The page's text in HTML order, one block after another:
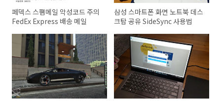
페덱스 스팸메일 악성코드 주의
FedEx Express 배송 메일
삼성 스마트폰 화면 노트북 데스
크탑 공유 SideSync 사용법